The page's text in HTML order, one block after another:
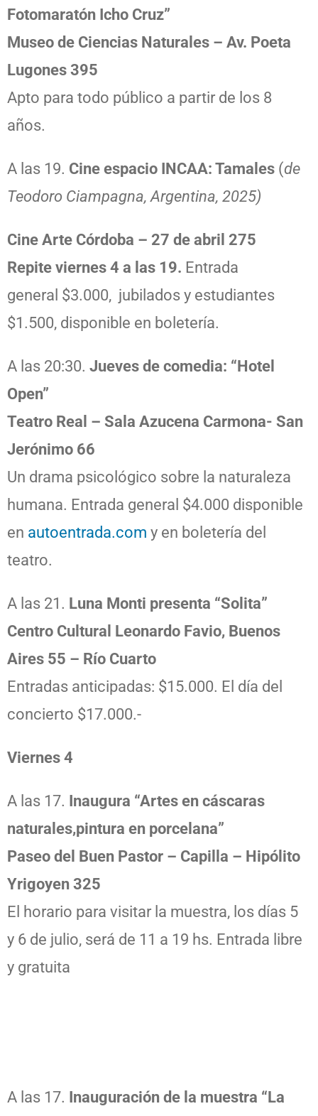
Fotomaratón Icho Cruz”
Museo de Ciencias Naturales – Av. Poeta
Lugones 395
Apto para todo público a partir de los 8
años.
A las 19. Cine espacio INCAA: Tamales (de
Teodoro Ciampagna, Argentina, 2025)
Cine Arte Córdoba – 27 de abril 275
Repite viernes 4 a las 19. Entrada
general $3.000, jubilados y estudiantes
$1.500, disponible en boletería.
A las 20:30. Jueves de comedia: “Hotel
Open”
Teatro Real – Sala Azucena Carmona- San
Jerónimo 66
Un drama psicológico sobre la naturaleza
humana. Entrada general $4.000 disponible
en autoentrada.com y en boletería del
teatro.
A las 21. Luna Monti presenta “Solita”
Centro Cultural Leonardo Favio, Buenos
Aires 55 – Río Cuarto
Entradas anticipadas: $15.000. El día del
concierto $17.000.-
Viernes 4
A las 17. Inaugura “Artes en cáscaras
naturales,pintura en porcelana”
Paseo del Buen Pastor – Capilla – Hipólito
Yrigoyen 325
El horario para visitar la muestra, los días 5
y 6 de julio, será de 11 a 19 hs. Entrada libre
y gratuita
A las 17. Inauguración de la muestra “La